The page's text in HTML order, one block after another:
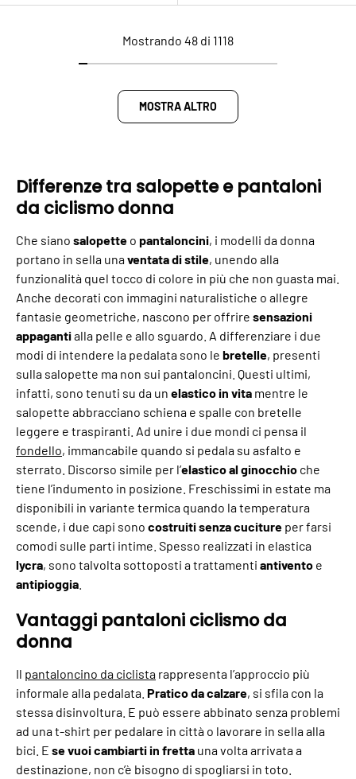
Mostrando 48 di 1118
MOSTRA ALTRO
Differenze tra salopette e pantaloni
da ciclismo donna
Che siano salopette o pantaloncini, i modelli da donna
portano in sella unaventata di stile, unendo alla
funzionalità quel tocco di colore in più che non guasta mai.
Anche decorati con immagini naturalistiche o allegre
fantasie geometriche, nascono per offrire sensazioni
appagantialla pelle e allo sguardo. A differenziare i due
modi di intendere la pedalata sono le bretelle, presenti
sulla salopette ma non sui pantaloncini. Questi ultimi,
infatti, sono tenuti su da un elastico in vita mentre le
salopette abbracciano schiena e spalle con bretelle
leggere e traspiranti. Ad unire i due mondi ci pensa il
fondello, immancabile quando si pedala su asfalto e
sterrato. Discorso simile per l’elastico al ginocchio che
tiene l’indumento in posizione. Freschissimi in estate ma
disponibili in variante termica quando la temperatura
scende, i due capi sono costruiti senza cuciture per farsi
comodi sulle parti intime. Spesso realizzati in elastica
lycra, sono talvolta sottoposti a trattamenti antivento e
antipioggia
Vantaggi pantaloni ciclismo da
donna
Il pantaloncino da ciclista rappresenta l’approccio più
informale alla pedalata. Pratico da calzare, si sfila con la
stessa disinvoltura. E può essere abbinato senza problemi
ad una t-shirt per pedalare in città o lavorare in sella alla
bici. E se vuoi cambiarti in fretta una volta arrivata a
destinazione, non c’è bisogno di spogliarsi in toto.